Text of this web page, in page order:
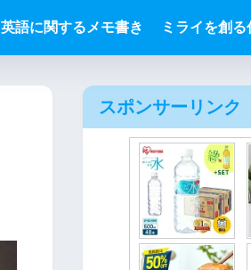
英語に関するメモ書き ミライを創
スポンサーリンク